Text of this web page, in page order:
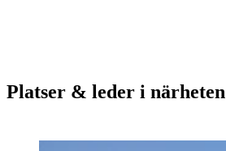
Platser & leder i närheten